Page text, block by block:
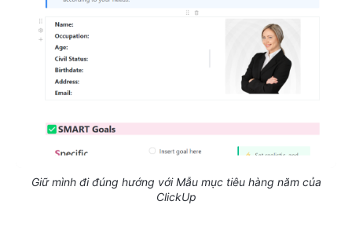
Giữ mình đi đúng hướng với Mẫu mục tiêu hàng năm của
ClickUp